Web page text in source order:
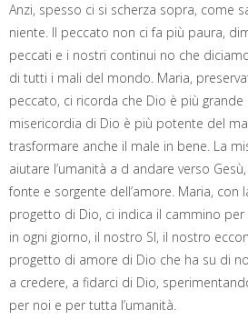
Anzi, spesso ci si scherza sopra, come
niente. Il peccato non ci fa più paura,
peccati e i nostri continui no che
di tutti i mali del mondo. Maria,
peccato, ci ricorda che Dio è più
misericordia di Dio è più potente del
trasformare anche il male in bene. La
aiutare l’umanità a d andare verso
fonte e sorgente dell’amore. Maria, con
progetto di Dio, ci indica il cammino per
in ogni giorno, il nostro SI, il nostro
progetto di amore di Dio che ha su di
a credere, a fidarci di Dio,
per noi e per tutta l’umanità.